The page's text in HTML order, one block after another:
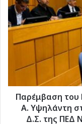
του
Βουλευτή
Δωδεκανήσου
Βασίλη
Υψηλάντη
στη
διευρυμένη
συνεδρίαση
Παρέμβαση του
Α. Υψηλάντη
Δ.Σ. της ΠΕΔ